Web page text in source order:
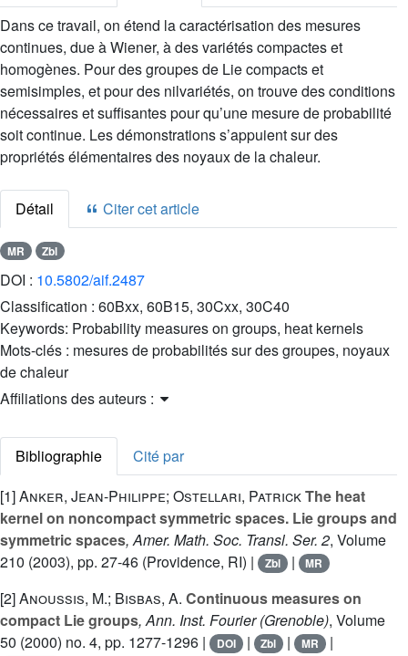
Dans ce travail, on étend la caractérisation des mesures
continues, due à Wiener, à des variétés compactes et
homogènes. Pour des groupes de Lie compacts et
semisimples, et pour des nilvariétés, on trouve des conditions
nécessaires et suffisantes pour qu’une mesure de probabilité
soit continue. Les démonstrations s’appuient sur des
propriétés élémentaires des noyaux de la chaleur.
Détail Citer cet article
MR Zbl
DOI : 10.5802/aif.2487
Classification : 60Bxx, 60B15, 30Cxx, 30C40
Keywords: Probability measures on groups, heat kernels
Mots-clés : mesures de probabilités sur des groupes, noyaux
de chaleur
Affiliations des auteurs :
Bibliographie
Cité par
[1]Anker, Jean-Philippe; Ostellari, PatrickThe heat
kernel on noncompact symmetric spaces. Lie groups and
symmetric spaces, Amer. Math. Soc. Transl. Ser. 2, Volume
210 (2003), pp. 27-46 (Providence, RI) | Zbl | MR
[2]Anoussis, M.; Bisbas, A. Continuous measures on
compact Lie groups, Ann. Inst. Fourier (Grenoble), Volume
50 (2000) no. 4, pp. 1277-1296 | DOI | Zbl | MR |